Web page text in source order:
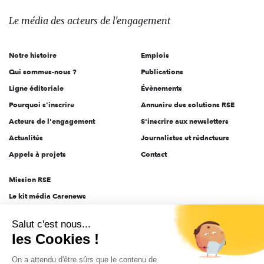
des
l'engagement
Le média des acteurs de l'engagement
Notre histoire
Qui sommes-nous ?
Ligne éditoriale
Pourquoi s'inscrire
Acteurs de l'engagement
Actualités
Appels à projets
Emplois
Publications
Évènements
Annuaire des solutions RSE
S'inscrire aux newsletters
Journalistes et rédacteurs
Contact
Mission RSE
Le kit média Carenews
AEF info
Novethic
PRODURABLE
Salut c'est nous...
les Cookies !
On a attendu d'être sûrs que le contenu de